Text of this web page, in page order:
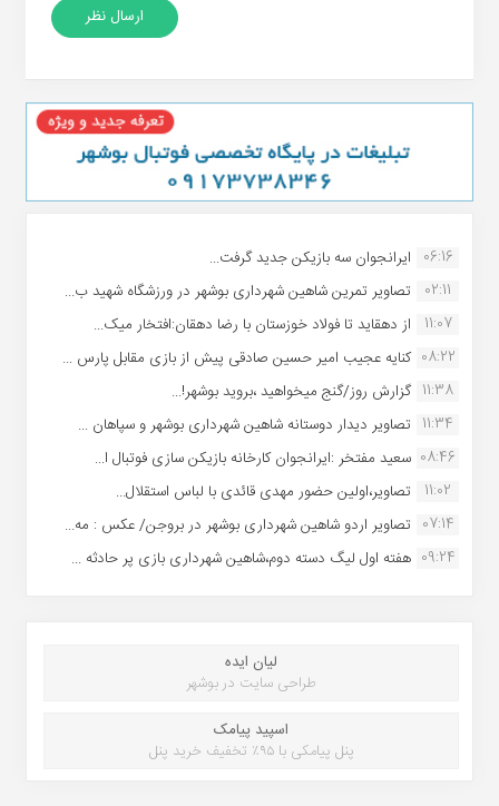
06:16 ایرانجوان سه بازیکن جدید گرفت...
02:11
تصاویر تمرین شاهین شهردارى بوشهر در ورزشگاه شهید ب...
11:07
از دهقاید تا فولاد خوزستان با رضا دهقان:افتخار میک...
08:22 کنایه عجیب امیر حسین صادقی پیش از بازی مقابل پارس ...
11:38 گزارش روز/گنج میخواهید ،بروید بوشهر!...
11:34 تصاویر دیدار دوستانه شاهین شهردارى بوشهر و سپاهان ...
08:46 سعید مفتخر :ایرانجوان کارخانه بازیکن سازی فوتبال ا...
11:02
تصاویر،اولین حضور مهدی قائدی با لباس استقلال...
07:14 تصاویر اردو شاهین شهرداری بوشهر در بروجن/ عکس : مه...
09:24 هفته اول لیگ دسته دوم،شاهین شهرداری بازی پر حادثه ...
لیان ایده
طراحی سایت در بوشهر
اسپید پیامک
پنل پیامکی با ۹۵٪ تخفیف خرید پنل